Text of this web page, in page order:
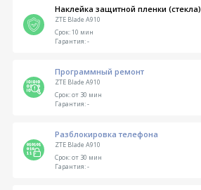
Наклейка защитной пленки (стекла)
ZTE Blade A910
Срок:10 мин
Гарантия:-
Программный ремонт
ZTE Blade A910
Срок:от 30 мин
Гарантия:-
Разблокировка телефона
ZTE Blade A910
Срок:от 30 мин
Гарантия:-